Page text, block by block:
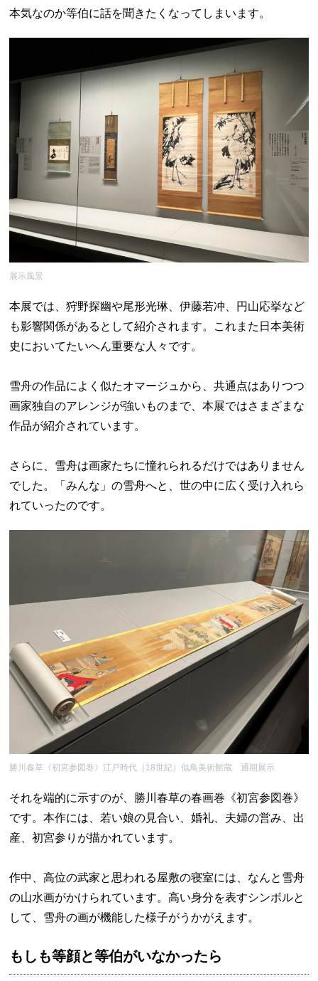
本気なのか等伯に話を聞きたくなってしまいます。
展示風景
本展では、狩野探幽や尾形光琳、伊藤若冲、円山応挙など
も影響関係があるとして紹介されます。これまた日本美術
史においてたいへん重要な人々です。
雪舟の作品によく似たオマージュから、共通点はありつつ
画家独自のアレンジが強いものまで、本展ではさまざまな
作品が紹介されています。
さらに、雪舟は画家たちに憧れられるだけではありません
でした。「みんな」の雪舟へと、世の中に広く受け入れら
れていったのです。
勝川春草《初宮参図巻》江戸時代（18世紀）似鳥美術館蔵 通期展示
それを端的に示すのが、勝川春草の春画巻《初宮参図巻》
です。本作には、若い娘の見合い、婚礼、夫婦の営み、出
産、初宮参りが描かれています。
作中、高位の武家と思われる屋敷の寝室には、なんと雪舟
の山水画がかけられています。高い身分を表すシンボルと
して、雪舟の画が機能した様子がうかがえます。
もしも等顔と等伯がいなかったら